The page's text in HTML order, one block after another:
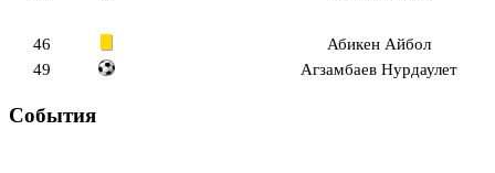
46
Абикен Айбол
49
Агзамбаев Нурдаулет
События